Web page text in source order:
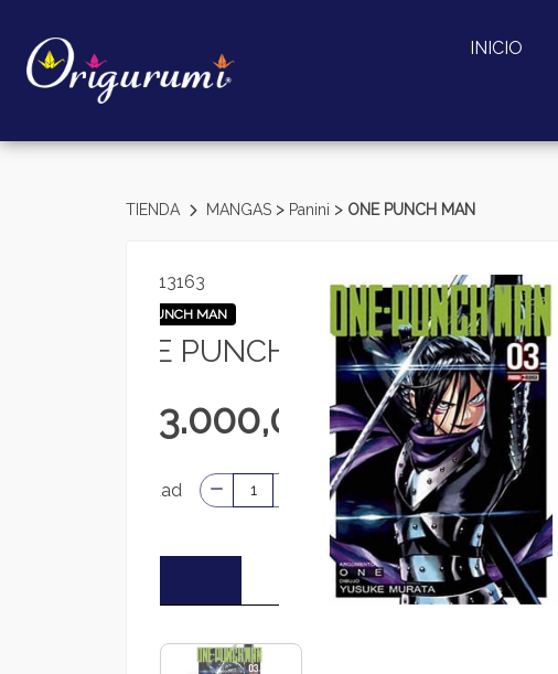
INICIO
TIENDA MANGAS > Panini > ONE PUNCH MAN